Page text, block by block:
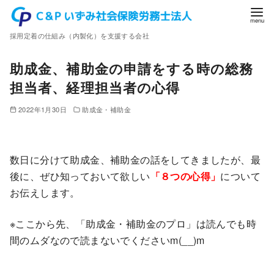
へ
採用定着の仕組み（内製化）を支援する会社
助成金、補助金の申請をする時の総務
担当者、経理担当者の心得
2022年1月30日 助成金・補助金
数日に分けて助成金、補助金の話をしてきましたが、最
後に、ぜひ知っておいて欲しい 「８つの心得」 について
お伝えします。
※ここから先、「助成金・補助金のプロ」は読んでも時
間のムダなので読まないでくださいm(__)m